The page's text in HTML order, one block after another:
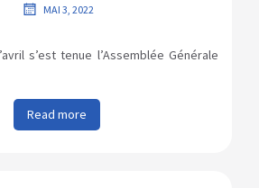
MAI 3, 2022
s’est tenue l’Assemblée Générale
Read more